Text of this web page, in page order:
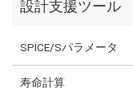
設計支援ツール
SPICE/Sパラメータ
寿命計算